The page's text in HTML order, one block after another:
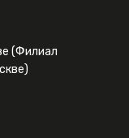
(Филиал